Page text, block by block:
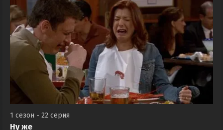
1 сезон - 22 серия
Ну же